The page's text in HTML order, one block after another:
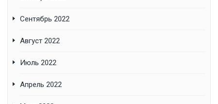
Сентябрь 2022
Август 2022
Июль 2022
Апрель 2022